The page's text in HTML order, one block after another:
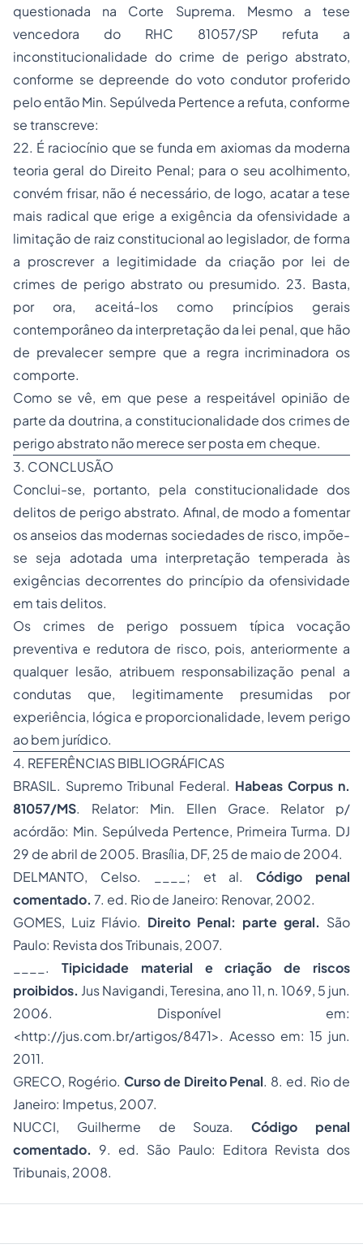
questionada na Corte Suprema. Mesmo a tese
vencedora do RHC 81057/SP refuta a
inconstitucionalidade do crime de perigo abstrato,
conforme se depreende do voto condutor proferido
pelo então Min. Sepúlveda Pertence a refuta, conforme
se transcreve:
22. É raciocínio que se funda em axiomas da moderna
teoria geral do Direito Penal; para o seu acolhimento,
convém frisar, não é necessário, de logo, acatar a tese
mais radical que erige a exigência da ofensividade a
limitação de raiz constitucional ao legislador, de forma
a proscrever a legitimidade da criação por lei de
crimes de perigo abstrato ou presumido. 23. Basta,
por ora, aceitá-los como princípios gerais
contemporâneo da interpretação da lei penal, que hão
de prevalecer sempre que a regra incriminadora os
comporte.
Como se vê, em que pese a respeitável opinião de
parte da doutrina, a constitucionalidade dos crimes de
perigo abstrato não merece ser posta em cheque.
3. CONCLUSÃO
Conclui-se, portanto, pela constitucionalidade dos
delitos de perigo abstrato. Afinal, de modo a fomentar
os anseios das modernas sociedadesde risco, impõe-
se seja adotada uma interpretação temperada às
exigências decorrentes do princípio da ofensividade
em tais delitos.
Os crimes de perigo possuem típica vocação
preventiva e redutora de risco, pois, anteriormente a
qualquer lesão, atribuem responsabilização penal a
condutas que, legitimamente presumidas por
experiência, lógica e proporcionalidade, levem perigo
ao bem jurídico.
4. REFERÊNCIAS BIBLIOGRÁFICAS
BRASIL. Supremo Tribunal Federal. Habeas Corpus n.
81057/MS. Relator: Min. Ellen Grace. Relator p/
acórdão: Min. Sepúlveda Pertence, Primeira Turma. DJ
29 de abril de 2005. Brasília, DF, 25 de maio de 2004.
DELMANTO, Celso. ____; et al.Código penal
comentado. 7. ed. Rio de Janeiro: Renovar, 2002.
GOMES, Luiz Flávio. Direito Penal: parte geral. São
Paulo: Revista dos Tribunais, 2007.
____. Tipicidade material e criação de riscos
proibidos. Jus Navigandi, Teresina, ano 11, n. 1069, 5 jun.
2006. Disponível em:
<http://jus.com.br/artigos/8471>. Acesso em: 15 jun.
2011.
GRECO, Rogério. Curso de Direito Penal. 8. ed. Rio de
Janeiro: Impetus, 2007.
NUCCI, Guilherme de Souza.Código penal
comentado. 9. ed. São Paulo: Editora Revista dos
Tribunais, 2008.